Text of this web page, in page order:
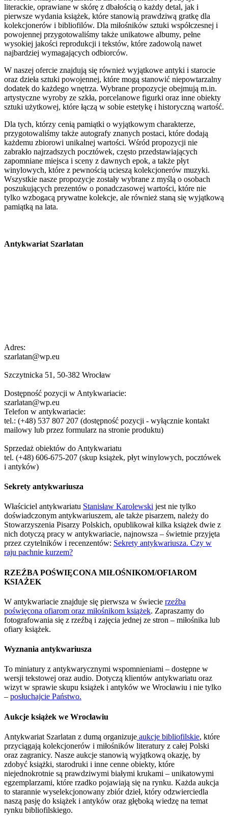
literackie, oprawiane w skórę z dbałością o każdy detal, jak i
pierwsze wydania książek, które stanowią prawdziwą gratkę dla
kolekcjonerów i bibliofilów. Dla miłośników sztuki współczesnej i
powojennej przygotowaliśmy także unikatowe albumy, pełne
wysokiej jakości reprodukcji i tekstów, które zadowolą nawet
najbardziej wymagających odbiorców.
W naszej ofercie znajdują się również wyjątkowe antyki i starocie
oraz dzieła sztuki powojennej, które mogą stanowić niepowtarzalny
dodatek do każdego wnętrza. Wybrane propozycje obejmują m.in.
artystyczne wyroby ze szkła, porcelanowe figurki oraz inne obiekty
sztuki użytkowej, które łączą w sobie estetykę i historyczną wartość.
Dla tych, którzy cenią pamiątki o wyjątkowym charakterze,
przygotowaliśmy także autografy znanych postaci, które dodają
każdemu zbiorowi unikalnej wartości. Wśród propozycji nie
zabrakło najrzadszych pocztówek, często przedstawiających
zapomniane miejsca i sceny z dawnych epok, a także płyt
winylowych, które z pewnością ucieszą kolekcjonerów muzyki.
Wszystkie nasze propozycje zostały wybrane z myślą o osobach
poszukujących prezentów o ponadczasowej wartości, które nie
tylko wzbogacą prywatne kolekcje, ale również staną się wyjątkową
pamiątką na lata.
Antykwariat Szarlatan
Adres:
szarlatan@wp.eu
Szczytnicka 51, 50-382 Wrocław
Dostępność pozycji w Antykwariacie:
szarlatan@wp.eu
Telefon w antykwariacie:
tel.: (+48) 537 807 207 (dostępność pozycji - wyłącznie kontakt
mailowy lub przez formularz na stronie produktu)
Sprzedaż obiektów do Antykwariatu
tel. (+48) 606-675-207 (skup książek, płyt winylowych, pocztówek
i antyków)
Sekrety antykwariusza
Właściciel antykwariatu Stanisław Karolewski jest nie tylko
doświadczonym antykwariuszem, ale także pisarzem, należy do
Stowarzyszenia Pisarzy Polskich, opublikował kilka książek dwie z
nich dotyczą pracy w antykwariacie, najnowsza – świetnie przyjęta
przez czytelników i recenzentów: Sekrety antykwariusza. Czy w
raju pachnie kurzem?
RZEŹBA POŚWIĘCONA MIŁOŚNIKOM/OFIAROM
KSIAŻEK
W antykwariacie znajduje się pierwsza w świecie rzeźba
poświęcona ofiarom oraz miłośnikom książek. Zapraszamy do
fotografowania się z rzeźbą i zajęcia jednej ze stron – miłośnika lub
ofiary książek.
Wyznania antykwariusza
To miniatury z antykwarycznymi wspomnieniami – dostępne w
wersji tekstowej oraz audio. Dotyczą klientów antykwariatu oraz
wizyt w sprawie skupu książek i antyków we Wrocławiu i nie tylko
– posłuchajcie Państwo.
Aukcje książek we Wrocławiu
Antykwariat Szarlatan z dumą organizuje aukcje bibliofilskie, które
przyciągają kolekcjonerów i miłośników literatury z całej Polski
oraz zagranicy. Nasze aukcje stanowią wyjątkową okazję, by
zdobyć książki, starodruki i inne cenne obiekty, które
niejednokrotnie są prawdziwymi białymi krukami – unikatowymi
egzemplarzami, które rzadko pojawiają się na rynku. Każda aukcja
to starannie wyselekcjonowany zbiór dzieł, który odzwierciedla
naszą pasję do książek i antyków oraz głęboką wiedzę na temat
rynku bibliofilskiego.